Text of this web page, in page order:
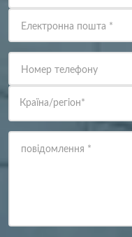
Електронна пошта *
Номер телефону
Країна/регіон*
повідомлення *